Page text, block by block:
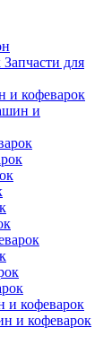
Запчасти для
и кофеварок
и
и кофеварок
и кофеварок